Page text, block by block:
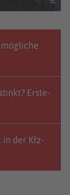
Erste-
in der Kfz-